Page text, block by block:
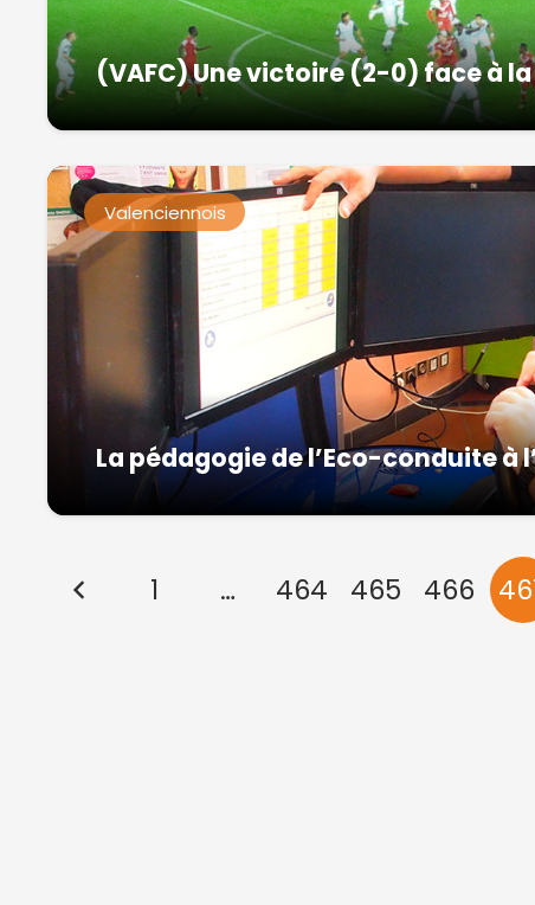
(VAFC) Une victoire (2-0) face à
Valenciennois
La pédagogie de l’Eco-conduite à
1 … 464 465 466